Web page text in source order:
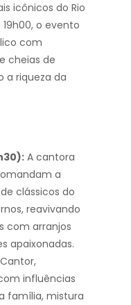
icônicos do Rio
o evento
com
cheias de
a riqueza da
A cantora
a
clássicos do
reavivando
com arranjos
apaixonadas.
Cantor,
influências
família, mistura